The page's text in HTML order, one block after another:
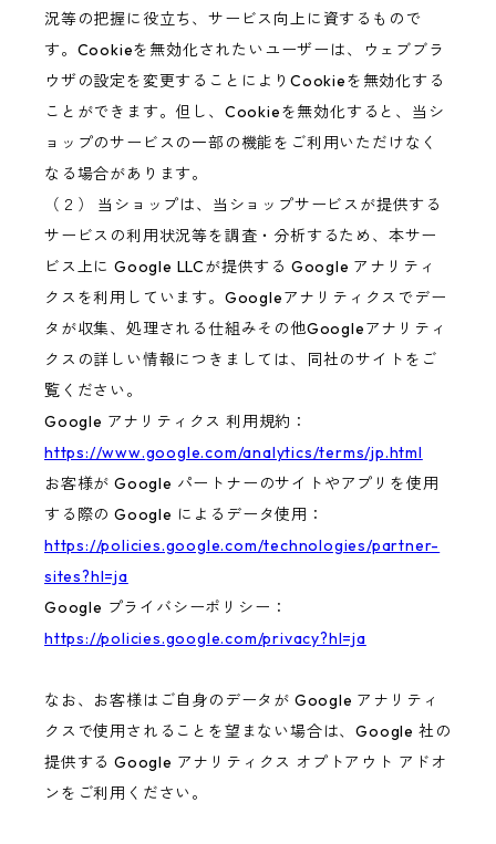
況等の把握に役立ち、サービス向上に資するもので
す。Cookieを無効化されたいユーザーは、ウェブブラ
ウザの設定を変更することによりCookieを無効化する
ことができます。但し、Cookieを無効化すると、当シ
ョップのサービスの一部の機能をご利用いただけなく
なる場合があります。
（２） 当ショップは、当ショップサービスが提供する
サービスの利用状況等を調査・分析するため、本サー
ビス上に Google LLCが提供する Google アナリティ
クスを利用しています。Googleアナリティクスでデー
タが収集、処理される仕組みその他Googleアナリティ
クスの詳しい情報につきましては、同社のサイトをご
覧ください。
Google アナリティクス 利用規約：
https://www.google.com/analytics/terms/jp.html
お客様が Google パートナーのサイトやアプリを使用
する際の Google によるデータ使用：
https://policies.google.com/technologies/partner-
sites?hl=ja
Google プライバシーポリシー：
https://policies.google.com/privacy?hl=ja
なお、お客様はご自身のデータが Google アナリティ
クスで使用されることを望まない場合は、Google 社の
提供する Google アナリティクス オプトアウト アドオ
ンをご利用ください。